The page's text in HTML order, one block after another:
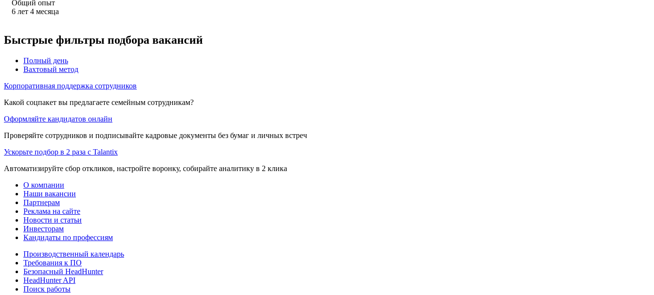
Общий опыт
6 лет 4 месяца
Быстрые фильтры подбора вакансий
Полный день
Вахтовый метод
Корпоративная поддержка сотрудников
Какой соцпакет вы предлагаете семейным сотрудникам?
Оформляйте кандидатов онлайн
Проверяйте сотрудников и подписывайте кадровые документы без бумаг и личных встреч
Ускорьте подбор в 2 раза с Talantix
Автоматизируйте сбор откликов, настройте воронку, собирайте аналитику в 2 клика
О компании
Наши вакансии
Партнерам
Реклама на сайте
Новости и статьи
Инвесторам
Кандидаты по профессиям
Производственный календарь
Требования к ПО
Безопасный HeadHunter
HeadHunter API
Поиск работы